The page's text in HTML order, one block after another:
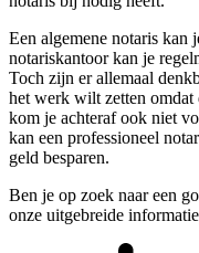
Een algemene notaris kan
notariskantoor kan je
Toch zijn er allemaal
het werk wilt zetten omdat
kom je achteraf ook niet
kan een professioneel
geld besparen.
Ben je op zoek naar een
onze uitgebreide